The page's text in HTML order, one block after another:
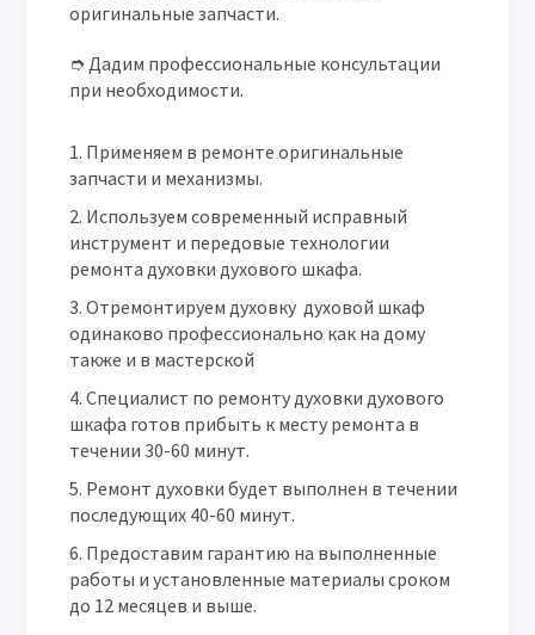
оригинальные запчасти.
➮ Дадим профессиональные консультации
при необходимости.
Применяем в ремонте оригинальные
запчасти и механизмы.
Используем современный исправный
инструмент и передовые технологии
ремонта духовки духового шкафа.
Отремонтируем духовку духовой шкаф
одинаково профессионально как на дому
также и в мастерской
Специалист по ремонту духовки духового
шкафа готов прибыть к месту ремонта в
течении 30-60 минут.
Ремонт духовки будет выполнен в течении
последующих 40-60 минут.
Предоставим гарантию на выполненные
работы и установленные материалы сроком
до 12 месяцев и выше.